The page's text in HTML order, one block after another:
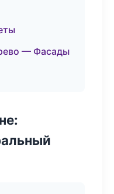
— Фасады